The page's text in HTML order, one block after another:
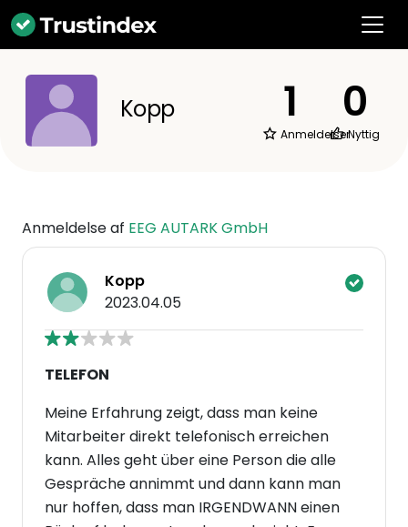
Kopp 1
Anmeldelser
0
Nyttig
Anmeldelse af EEG AUTARK GmbH
Kopp
2023.04.05
TELEFON
Meine Erfahrung zeigt, dass man keine
Mitarbeiter direkt telefonisch erreichen
kann. Alles geht über eine Person die alle
Gespräche annimmt und dann kann man
nur hoffen, dass man IRGENDWANN einen